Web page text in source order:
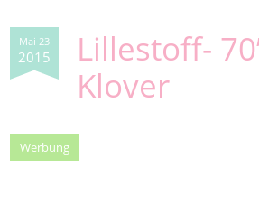
Mai 23
2015
Lillestoff-
Klover
Werbung